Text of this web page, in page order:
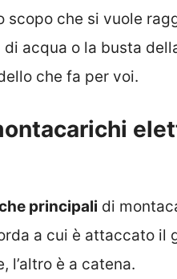
scopo che si vuole
acqua o la busta
che fa per voi.
principali di
a cui è attaccato il
l’altro è a catena.